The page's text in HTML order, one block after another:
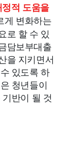
적 도움을
게 변화하는
로 할 수 있
담보부대출
을 지키면서
있도록 하
청년들이
반이 될 것